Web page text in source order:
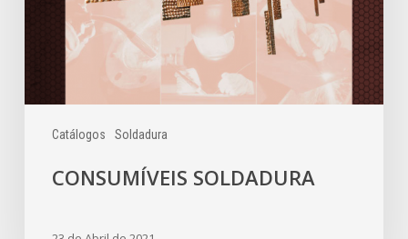
Catálogos Soldadura
CONSUMÍVEIS SOLDADURA